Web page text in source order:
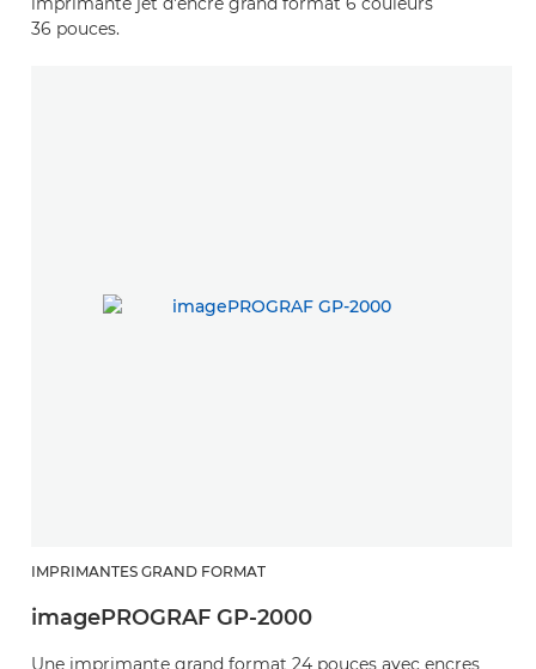
36 pouces.
IMPRIMANTES GRAND FORMAT
imagePROGRAF GP-2000
Une imprimante grand format 24 pouces avec encres